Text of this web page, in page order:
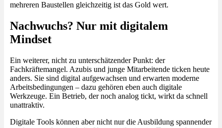
mehreren Baustellen gleichzeitig ist das Gold wert.
Nachwuchs? Nur mit digitalem
Mindset
Ein weiterer, nicht zu unterschätzender Punkt: der
Fachkräftemangel. Azubis und junge Mitarbeitende ticken heute
anders. Sie sind digital aufgewachsen und erwarten moderne
Arbeitsbedingungen – dazu gehören eben auch digitale
Werkzeuge. Ein Betrieb, der noch analog tickt, wirkt da schnell
unattraktiv.
Digitale Tools können aber nicht nur die Ausbildung spannender